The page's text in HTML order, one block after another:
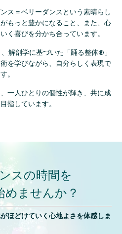
ス＝ベリーダンスという素晴らし
もっと豊かになること、
また、心
く喜びを分かち合っています。
解剖学に基づいた「踊る整体®︎」
を学びながら、自分らしく表現で
。
一人ひとりの個性が輝き、共に成
指しています。
スの時間を
めませんか？
ほどけていく心地よさを体感しま